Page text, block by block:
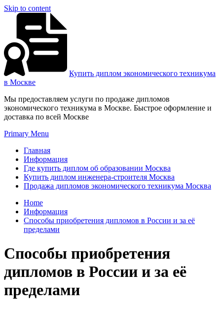
Skip to content
Купить диплом экономического техникума
в Москве
Мы предоставляем услуги по продаже дипломов
экономического техникума в Москве. Быстрое оформление и
доставка по всей Москве
Primary Menu
Главная
Информация
Где купить диплом об образовании Москва
Купить диплом инженера-строителя Москва
Продажа дипломов экономического техникума Москва
Home
Информация
Способы приобретения дипломов в России и за её
пределами
Способы приобретения
дипломов в России и за её
пределами